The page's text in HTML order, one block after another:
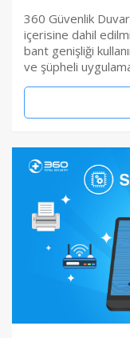
360 Güvenlik
içerisine dahil
bant genişliği
ve şüpheli